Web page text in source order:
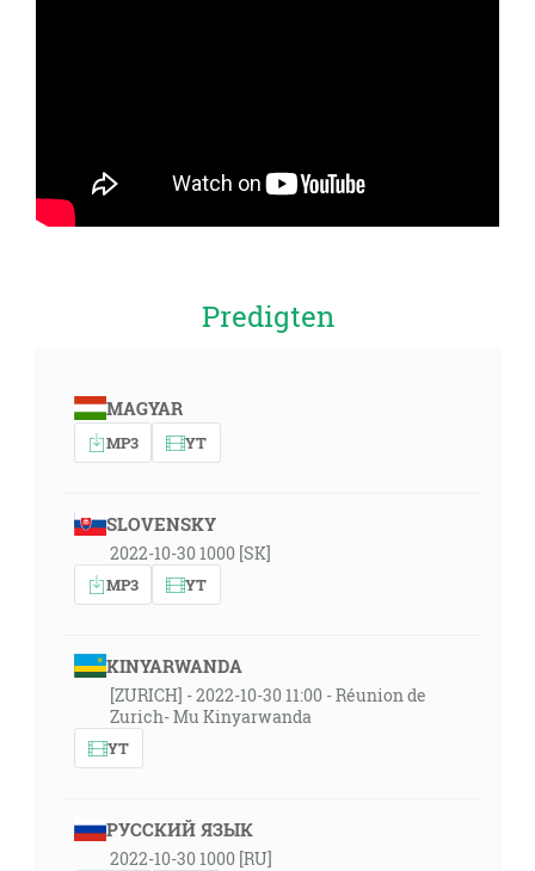
Predigten
MAGYAR
MP3 YT
SLOVENSKY
2022-10-30 1000 [SK]
MP3 YT
KINYARWANDA
[ZURICH] - 2022-10-30 11:00 - Réunion de
Zurich- Mu Kinyarwanda
YT
РУССКИЙ ЯЗЫК
2022-10-30 1000 [RU]